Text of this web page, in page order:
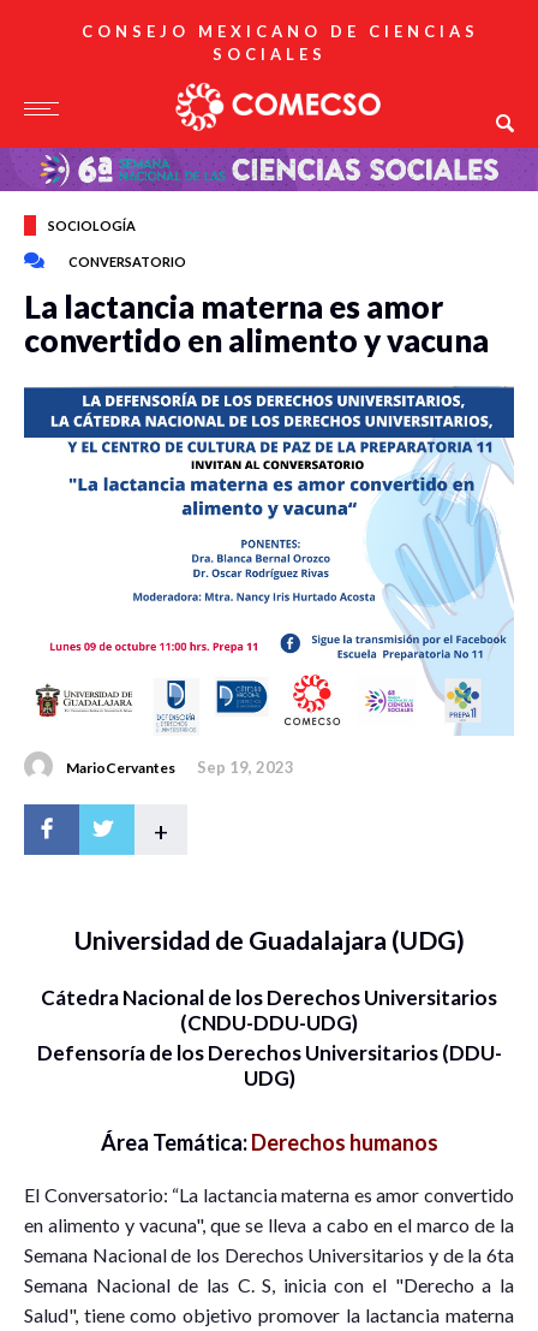
CONSEJO MEXICANO DE CIENCIAS
SOCIALES
SOCIOLOGÍA
CONVERSATORIO
La lactancia materna es amor
convertido en alimento y vacuna
MarioCervantes Sep 19, 2023
+
Universidad de Guadalajara (UDG)
Cátedra Nacional de los Derechos Universitarios
(CNDU-DDU-UDG)
Defensoría de los Derechos Universitarios (DDU-
UDG)
Área Temática:Derechos humanos
El Conversatorio: “La lactancia materna es amor convertido
en alimento y vacuna", que se lleva a cabo en el marco de la
Semana Nacional de los Derechos Universitarios y de la 6ta
Semana Nacional de las C. S, inicia con el "Derecho a la
Salud", tiene como objetivo promover la lactancia materna